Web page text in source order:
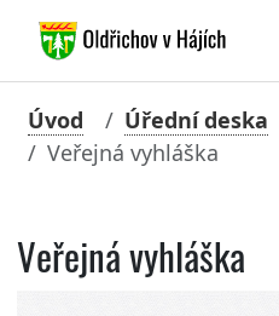
Úvod
Úřední deska
Veřejná vyhláška
Veřejná vyhláška